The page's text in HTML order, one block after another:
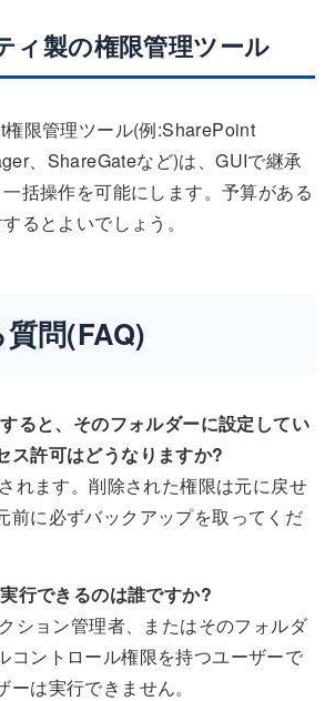
ィ製の権限管理ツール
限管理ツール(例:SharePoint
、ShareGateなど)は、GUIで継承
括操作を可能にします。予算がある
るとよいでしょう。
問(FAQ)
ると、そのフォルダーに設定してい
ス許可はどうなりますか?
れます。削除された権限は元に戻せ
前に必ずバックアップを取ってくだ
行できるのは誰ですか?
ション管理者、またはそのフォルダ
コントロール権限を持つユーザーで
は実行できません。